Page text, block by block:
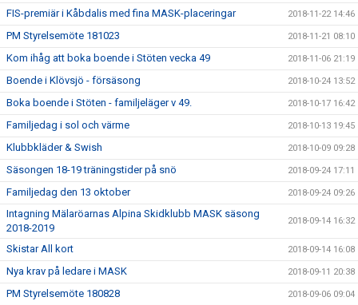
FIS-premiär i Kåbdalis med fina MASK-placeringar 2018-11-22 14:46
PM Styrelsemöte 181023 2018-11-21 08:10
Kom ihåg att boka boende i Stöten vecka 49 2018-11-06 21:19
Boende i Klövsjö - försäsong 2018-10-24 13:52
Boka boende i Stöten - familjeläger v 49. 2018-10-17 16:42
Familjedag i sol och värme 2018-10-13 19:45
Klubbkläder & Swish 2018-10-09 09:28
Säsongen 18-19 träningstider på snö 2018-09-24 17:11
Familjedag den 13 oktober 2018-09-24 09:26
Intagning Mälaröarnas Alpina Skidklubb MASK säsong
2018-2019
2018-09-14 16:32
Skistar All kort 2018-09-14 16:08
Nya krav på ledare i MASK 2018-09-11 20:38
PM Styrelsemöte 180828 2018-09-06 09:04